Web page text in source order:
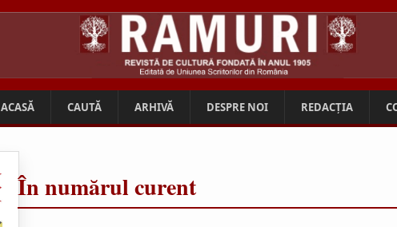
ACASĂ CAUTĂ ARHIVĂ DESPRE NOI REDACȚIA
În numărul curent